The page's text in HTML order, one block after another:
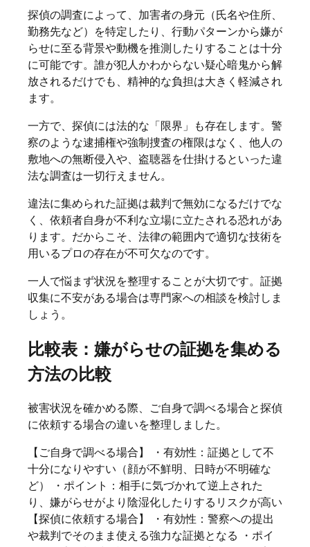
探偵の調査によって、加害者の身元（氏名や住所、
勤務先など）を特定したり、行動パターンから嫌が
らせに至る背景や動機を推測したりすることは十分
に可能です。誰が犯人かわからない疑心暗鬼から解
放されるだけでも、精神的な負担は大きく軽減され
ます。
一方で、探偵には法的な「限界」も存在します。警
察のような逮捕権や強制捜査の権限はなく、他人の
敷地への無断侵入や、盗聴器を仕掛けるといった違
法な調査は一切行えません。
違法に集められた証拠は裁判で無効になるだけでな
く、依頼者自身が不利な立場に立たされる恐れがあ
ります。だからこそ、法律の範囲内で適切な技術を
用いるプロの存在が不可欠なのです。
一人で悩まず状況を整理することが大切です。証拠
収集に不安がある場合は専門家への相談を検討しま
しょう。
比較表：嫌がらせの証拠を集める
方法の比較
被害状況を確かめる際、ご自身で調べる場合と探偵
に依頼する場合の違いを整理しました。
【ご自身で調べる場合】 ・有効性：証拠として不
十分になりやすい（顔が不鮮明、日時が不明確な
ど） ・ポイント：相手に気づかれて逆上された
り、嫌がらせがより陰湿化したりするリスクが高い
【探偵に依頼する場合】 ・有効性：警察への提出
や裁判でそのまま使える強力な証拠となる ・ポイ